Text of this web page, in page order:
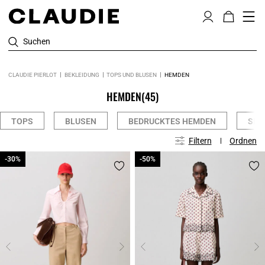
Suchen
CLAUDIE PIERLOT BEKLEIDUNG TOPS UND BLUSEN HEMDEN
HEMDEN(45)
TOPS BLUSEN BEDRUCKTES HEMDEN
Filtern Ordnen
-30%
-30% -50%
-50%